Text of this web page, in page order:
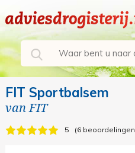
FIT Sportbalsem
vanFIT
5 6 beoordelingen